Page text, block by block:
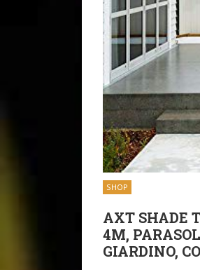
SHOP
AXT SHADE
4M,
GIARDINO,